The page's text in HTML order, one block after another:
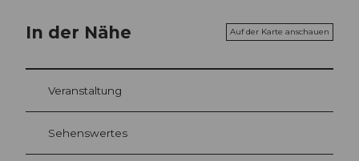
In der Nähe Auf der Karte anschauen
Veranstaltung
Sehenswertes